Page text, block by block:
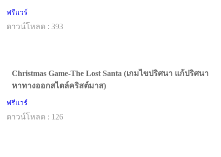
ฟรีแวร์
ดาวน์โหลด : 393
Christmas Game-The Lost Santa (เกมไขปริศนา แก้ปริศนา
หาทางออกสไตล์คริสต์มาส)
ฟรีแวร์
ดาวน์โหลด : 126